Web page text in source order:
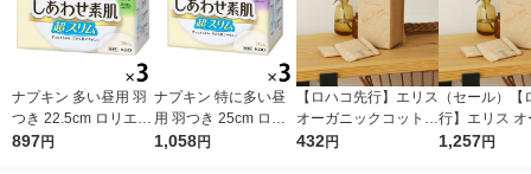
ナプキン 多い昼用 羽
つき 22.5cm ロリエエ
フ しあわせ素肌 超ス
897円
ナプキン 特に多い昼
用 羽つき 25cm ロリ
エエフ しあわせ素肌
1,058円
【ロハコ先行】エリス
オーガニックコットン
羽つき 21cm 多い昼〜
432円
（セール）【
行】エリス オ
ックコットン
1,257円